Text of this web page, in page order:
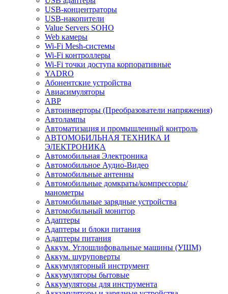
USB-концентраторы
USB-накопители
Value Servers SOHO
Web камеры
Wi-Fi Mesh-системы
Wi-Fi контроллеры
Wi-Fi точки доступа корпоративные
YADRO
Абонентские устройства
Авиасимуляторы
АВР
Автоинверторы (Преобразователи напряжения)
Автолампы
Автоматизация и промышленный контроль
АВТОМОБИЛЬНАЯ ТЕХНИКА И
ЭЛЕКТРОНИКА
Автомобильная Электроника
Автомобильное Аудио-Видео
Автомобильные антенны
Автомобильные домкраты/компрессоры/
манометры
Автомобильные зарядные устройства
Автомобильный монитор
Адаптеры
Адаптеры и блоки питания
Адаптеры питания
Аккум. Углошлифовальные машины (УШМ)
Аккум. шуруповерты
Аккумуляторный инструмент
Аккумуляторы бытовые
Аккумуляторы для инструмента